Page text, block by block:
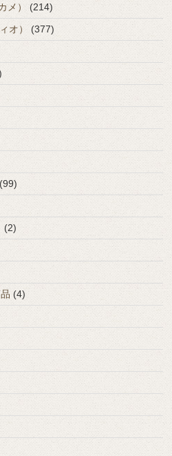
メ）
(214)
オ）
(377)
(99)
(2)
(4)